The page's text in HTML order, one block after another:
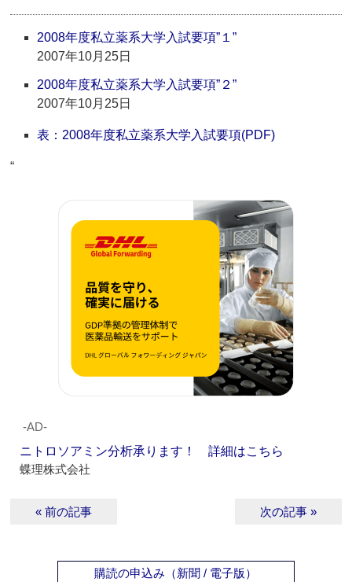
2008年度私立薬系大学入試要項”１”
2007年10月25日
2008年度私立薬系大学入試要項”２”
2007年10月25日
表：2008年度私立薬系大学入試要項(PDF)
“
‐AD‐
ニトロソアミン分析承ります！ 詳細はこちら
蝶理株式会社
« 前の記事 次の記事 »
購読の申込み（新聞 / 電子版）